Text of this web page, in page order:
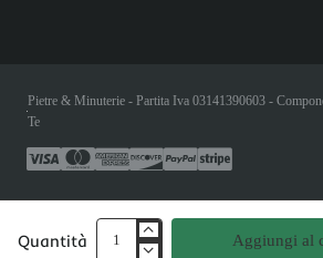
Quantità Aggiungi al
Pietre & Minuterie - Partita Iva 03141390603 -
Te